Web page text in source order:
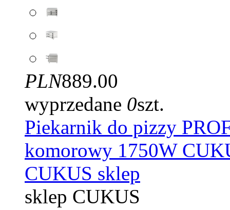
PLN889.00
wyprzedane 0szt.
Piekarnik do pizzy
komorowy 1750W
CUKUS sklep
sklep CUKUS